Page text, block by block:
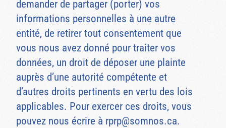
demander de partager (porter) vos
informations personnelles à une autre
entité, de retirer tout consentement que
vous nous avez donné pour traiter vos
données, un droit de déposer une plainte
auprès d’une autorité compétente et
d’autres droits pertinents en vertu des lois
applicables. Pour exercer ces droits, vous
pouvez nous écrire à rprp@somnos.ca.